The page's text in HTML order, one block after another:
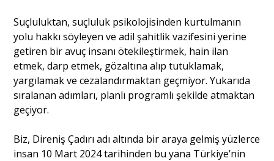
Suçluluktan, suçluluk psikolojisinden kurtulmanın
yolu hakkı söyleyen ve adil şahitlik vazifesini yerine
getiren bir avuç insanı ötekileştirmek, hain ilan
etmek, darp etmek, gözaltına alıp tutuklamak,
yargılamak ve cezalandırmaktan geçmiyor. Yukarıda
sıralanan adımları, planlı programlı şekilde atmaktan
geçiyor.
Biz, Direniş Çadırı adı altında bir araya gelmiş yüzlerce
insan 10 Mart 2024 tarihinden bu yana Türkiye’nin